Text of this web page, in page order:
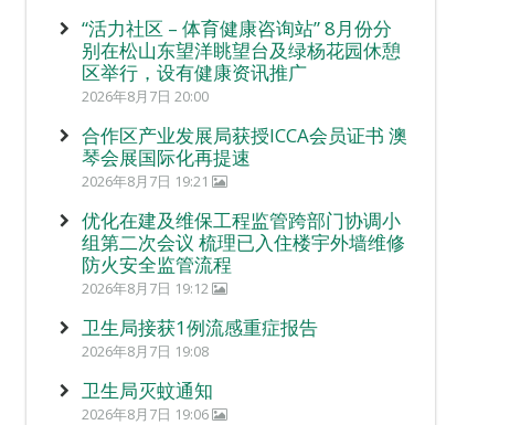
“活力社区 – 体育健康咨询站” 8月份分
别在松山东望洋眺望台及绿杨花园休憩
区举行，设有健康资讯推广
2026年8月7日 20:00
合作区产业发展局获授ICCA会员证书 澳
琴会展国际化再提速
2026年8月7日 19:21
优化在建及维保工程监管跨部门协调小
组第二次会议 梳理已入住楼宇外墙维修
防火安全监管流程
2026年8月7日 19:12
卫生局接获1例流感重症报告
2026年8月7日 19:08
卫生局灭蚊通知
2026年8月7日 19:06